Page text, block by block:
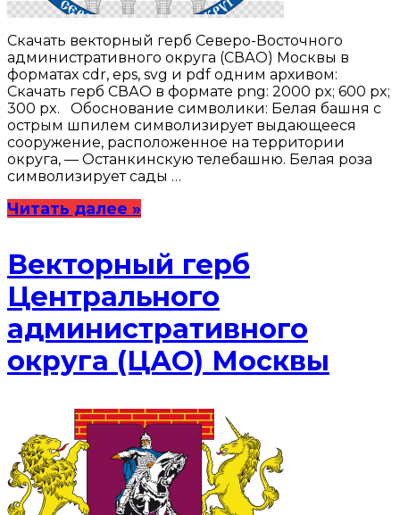
Скачать векторный герб Северо-Восточного
административного округа (СВАО) Москвы в
форматах cdr, eps, svg и pdf одним архивом:
Скачать герб СВАО в формате png: 2000 px; 600 px;
300 px. Обоснование символики: Белая башня с
острым шпилем символизирует выдающееся
сооружение, расположенное на территории
округа, — Останкинскую телебашню. Белая роза
символизирует сады …
Читать далее »
Векторный герб
Центрального
административного
округа (ЦАО) Москвы